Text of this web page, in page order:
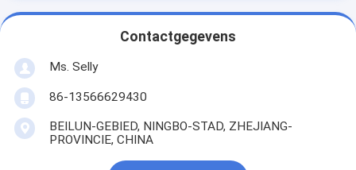
Contactgegevens
Ms. Selly
86-13566629430
BEILUN-GEBIED, NINGBO-STAD, ZHEJIANG-
PROVINCIE, CHINA